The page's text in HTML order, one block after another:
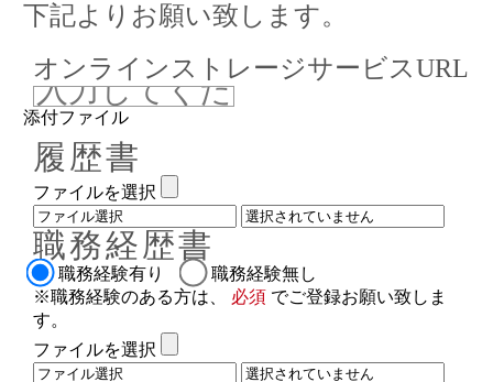
下記よりお願い致します。
オンラインストレージサービスURL
添付ファイル
履歴書
ファイルを選択
職務経歴書
職務経験有り
職務経験無し
※職務経験のある方は、
必須 でご登録お願い致しま
す。
ファイルを選択